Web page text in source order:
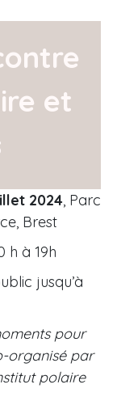
et
2024, Parc
Brest
h à 19h
jusqu’à
pour
organisé par
polaire